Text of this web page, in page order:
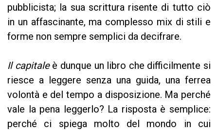
pubblicista; la sua scrittura risente di tutto ciò
in un affascinante, ma complesso mix di stili e
forme non sempre semplici da decifrare.
Il capitaleè dunque un libro che difficilmente si
riesce a leggere senza una guida, una ferrea
volontà e del tempo a disposizione. Ma perché
vale la pena leggerlo? La risposta è semplice:
perché ci spiega molto del mondo in cui